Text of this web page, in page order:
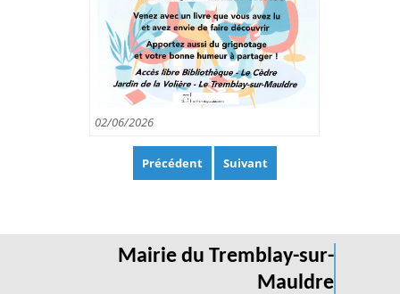
02/06/2026
Précédent Suivant
Mairie du Tremblay-sur-
Mauldre